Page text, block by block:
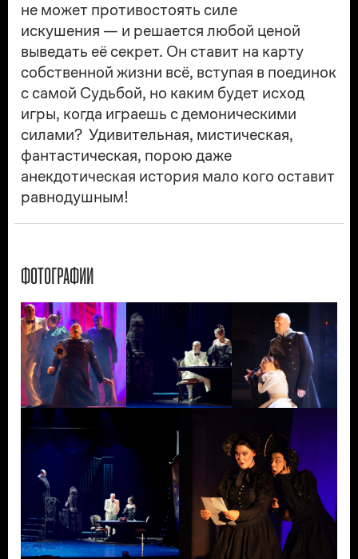
не может противостоять силе
искушения — и решается любой ценой
выведать её секрет. Он ставит на карту
собственной жизни всё, вступая в поединок
с самой Судьбой, но каким будет исход
игры, когда играешь с демоническими
силами? Удивительная, мистическая,
фантастическая, порою даже
анекдотическая история мало кого оставит
равнодушным!
ФОТОГРАФИИ